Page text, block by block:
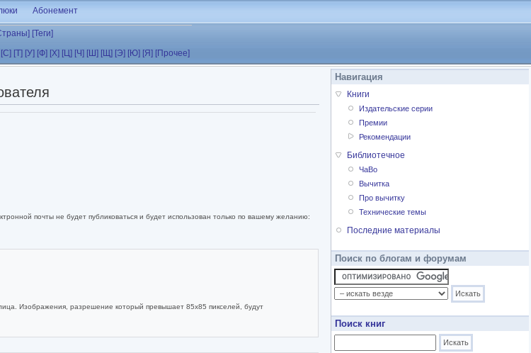
Абонемент
[Теги]
[С] [Т] [У] [Ф] [Х] [Ц] [Ч] [Ш] [Щ] [Э] [Ю] [Я] [Прочее]
почты не будет публиковаться и будет использован только по вашему желанию:
Изображения, разрешение который превышает 85x85 пикселей, будут
Навигация
Книги
Издательские серии
Премии
Рекомендации
Библиотечное
ЧаВо
Вычитка
Про вычитку
Технические темы
Последние материалы
Поиск по блогам и форумам
Поиск книг